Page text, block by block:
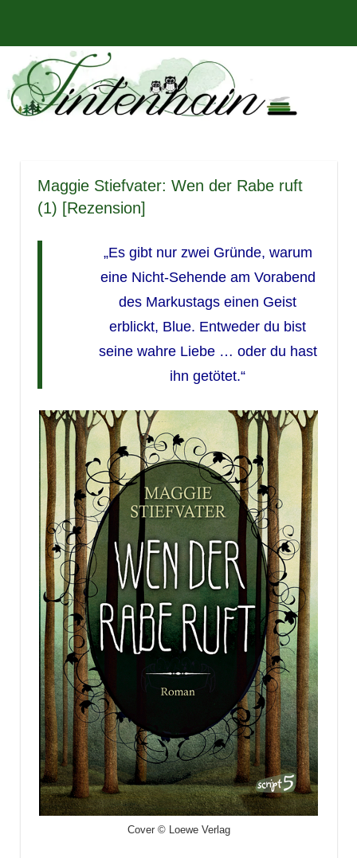
springen
Tintenhain
–
Der
Rezensionen
und
mehr
Maggie Stiefvater: Wen der Rabe ruft
(1) [Rezension]
„Es gibt nur zwei Gründe, warum
eine Nicht-Sehende am Vorabend
des Markustags einen Geist
erblickt, Blue. Entweder du bist
seine wahre Liebe … oder du hast
ihn getötet.“
Cover © Loewe Verlag